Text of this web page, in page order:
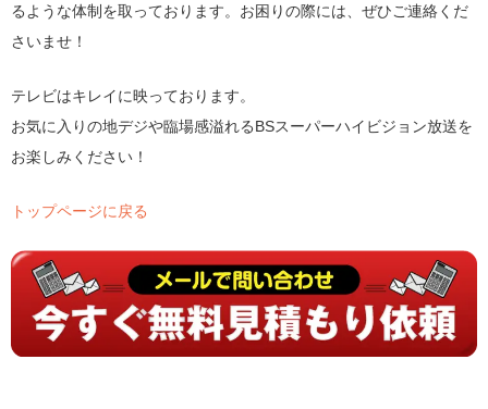
るような体制を取っております。お困りの際には、ぜひご連絡くだ
さいませ！
テレビはキレイに映っております。
お気に入りの地デジや臨場感溢れるBSスーパーハイビジョン放送を
お楽しみください！
トップページに戻る